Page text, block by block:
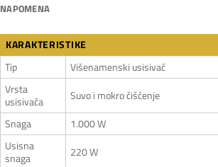
NAPOMENA
KARAKTERISTIKE
Tip
Višenamenski usisivač
Vrsta
usisivača
Suvo i mokro čišćenje
Snaga
1.000 W
Usisna
snaga
220 W